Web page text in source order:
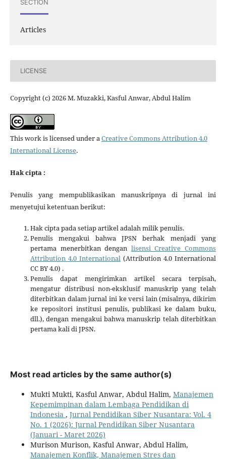
SECTION
Articles
LICENSE
Copyright (c) 2026 M. Muzakki, Kasful Anwar, Abdul Halim
This work is licensed under aCreative Commons Attribution 4.0
International License.
Hak cipta :
Penulis yang mempublikasikan manuskripnya di jurnal ini
menyetujui ketentuan berikut:
Hak cipta pada setiap artikel adalah milik penulis.
Penulis mengakui bahwa JPSN berhak menjadi yang
pertama menerbitkan dengan lisensi Creative Commons
Attribution 4.0 International (Attribution 4.0 International
CC BY 4.0) .
Penulis dapat mengirimkan artikel secara terpisah,
mengatur distribusi non-eksklusif manuskrip yang telah
diterbitkan dalam jurnal ini ke versi lain (misalnya, dikirim
ke repositori institusi penulis, publikasi ke dalam buku,
dll.), dengan mengakui bahwa manuskrip telah diterbitkan
pertama kali di JPSN.
Most read articles by the same author(s)
Mukti Mukti, Kasful Anwar, Abdul Halim, Manajemen
Kepemimpinan dalam Lembaga Pendidikan di
Indonesia , Jurnal Pendidikan Siber Nusantara: Vol. 4
No. 1 (2026): Jurnal Pendidikan Siber Nusantara
(Januari - Maret 2026)
Murison Murison, Kasful Anwar, Abdul Halim,
Manajemen Konflik, Manajemen Stres dan